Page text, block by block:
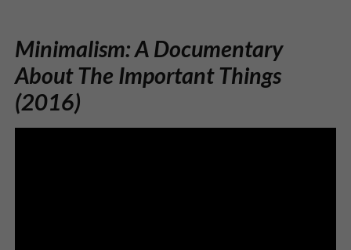
Minimalism: A Documentary
About The Important Things
(2016)